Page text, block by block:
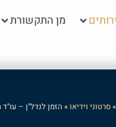
מן התקשורת
»סרטוני וידיאו» הזמן לנדל"ן –